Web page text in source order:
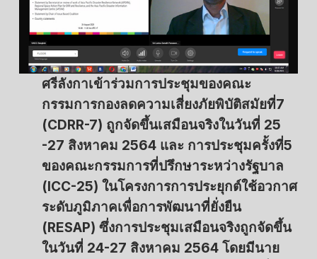
ศรีลังกาเข้าร่วมการประชุมของคณะ
กรรมการกองลดความเสี่ยงภัยพิบัติสมัยที่7
(CDRR-7) ถูกจัดขึ้นเสมือนจริงในวันที่ 25
-27 สิงหาคม 2564 และ การประชุมครั้งที่5
ของคณะกรรมการที่ปรึกษาระหว่างรัฐบาล
(ICC-25) ในโครงการการประยุกต์ใช้อวกาศ
ระดับภูมิภาคเพื่อการพัฒนาที่ยั่งยืน
(RESAP) ซึ่งการประชุมเสมือนจริงถูกจัดขึ้น
ในวันที่ 24-27 สิงหาคม 2564 โดยมีนาย